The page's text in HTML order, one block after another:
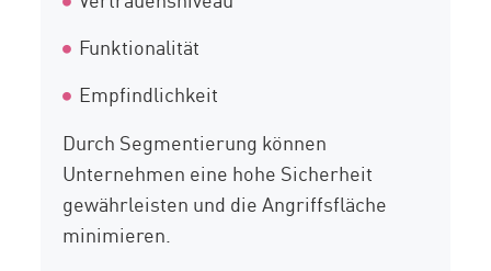
Funktionalität
Empfindlichkeit
Durch Segmentierung können
Unternehmen eine hohe Sicherheit
gewährleisten und die Angriffsfläche
minimieren.